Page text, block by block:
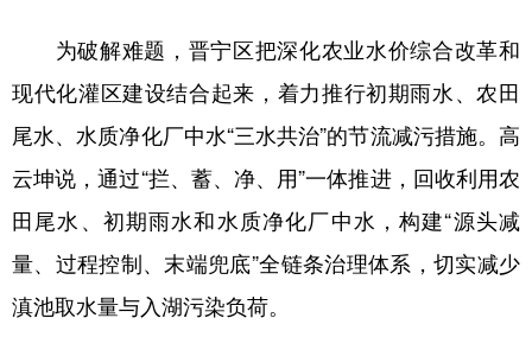
为破解难题，晋宁区把深化农业水价综合改革和
现代化灌区建设结合起来，着力推行初期雨水、农田
尾水、水质净化厂中水“三水共治”的节流减污措施。高
云坤说，通过“拦、蓄、净、用”一体推进，回收利用农
田尾水、初期雨水和水质净化厂中水，构建“源头减
量、过程控制、末端兜底”全链条治理体系，切实减少
滇池取水量与入湖污染负荷。